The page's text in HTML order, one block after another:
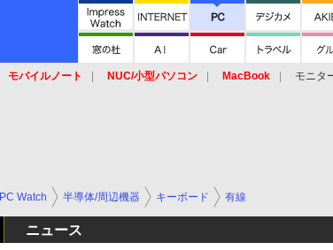
モバイルノート NUC/小型パソコン MacBook モニタ
PC Watch 半導体/周辺機器 キーボード 有線
ニュース